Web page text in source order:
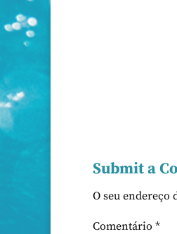
Submit a
O seu endereço
Comentário *